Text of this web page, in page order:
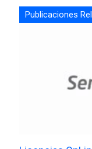
Publicaciones